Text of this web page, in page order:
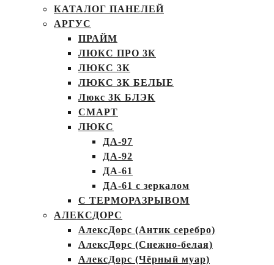
КАТАЛОГ ПАНЕЛЕЙ
АРГУС
ПРАЙМ
ЛЮКС ПРО 3К
ЛЮКС 3К
ЛЮКС 3К БЕЛЫЕ
Люкс 3К БЛЭК
СМАРТ
ЛЮКС
ДА-97
ДА-92
ДА-61
ДА-61 с зеркалом
С ТЕРМОРАЗРЫВОМ
АЛЕКСДОРС
АлексДорс (Антик серебро)
АлексДорс (Снежно-белая)
АлексДорс (Чёрный муар)